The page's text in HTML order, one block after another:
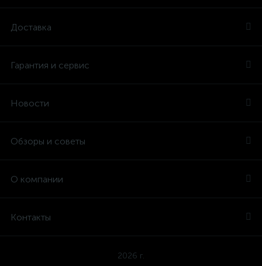
Доставка
Гарантия и сервис
Новости
Обзоры и советы
О компании
Контакты
2026 г.